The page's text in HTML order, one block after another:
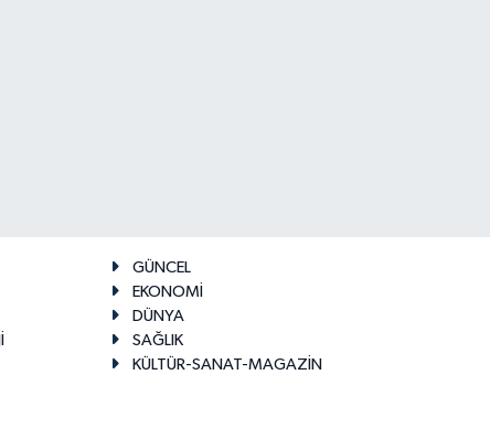
GÜNCEL
EKONOMİ
DÜNYA
SAĞLIK
KÜLTÜR-SANAT-MAGAZİN